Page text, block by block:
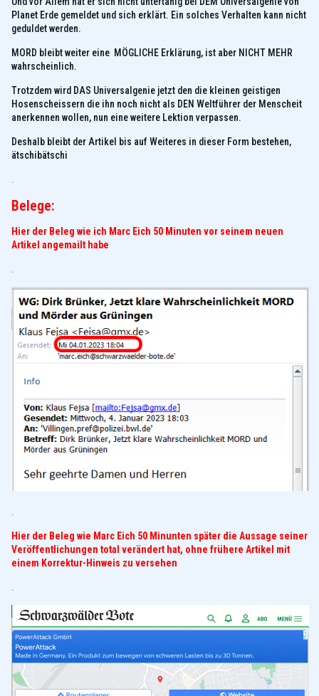
Planet Erde gemeldet und sich erklärt. Ein solches Verhalten kann nicht
geduldet werden.
MORD bleibt weiter eine MÖGLICHE Erklärung, ist aber NICHT MEHR
wahrscheinlich.
Trotzdem wird DAS Universalgenie jetzt den die kleinen geistigen
Hosenscheissern die ihn noch nicht als DEN Weltführer der Menscheit
anerkennen wollen, nun eine weitere Lektion verpassen.
Deshalb bleibt der Artikel bis auf Weiteres in dieser Form bestehen,
ätschibätschi
.
Belege:
Hier der Beleg wie ich Marc Eich 50 Minuten vor seinem neuen
Artikel angemailt habe
.
.
Hier der Beleg wie Marc Eich 50 Minunten später die Aussage seiner
Veröffentlichungen total verändert hat, ohne frühere Artikel mit
einem Korrektur-Hinweis zu versehen
.